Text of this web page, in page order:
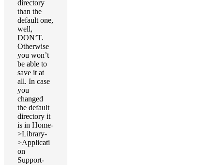
directory
than the
default one,
well,
DON’T.
Otherwise
you won’t
be able to
save it at
all. In case
you
changed
the default
directory it
is in Home-
>Library-
>Applicati
on
Support-